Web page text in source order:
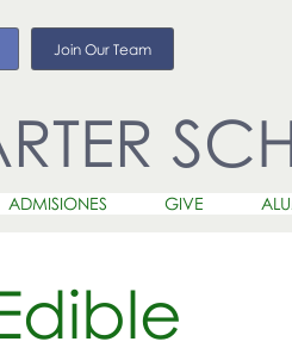
Join Our Team
ADMISIONES GIVE